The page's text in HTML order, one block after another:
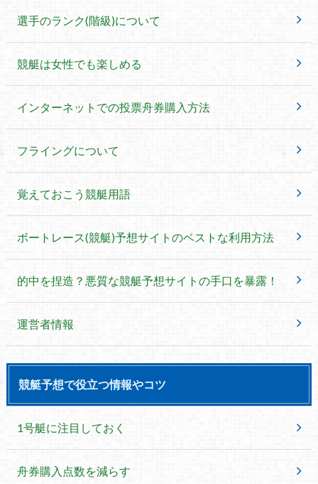
選手のランク(階級)について
競艇は女性でも楽しめる
インターネットでの投票舟券購入方法
フライングについて
覚えておこう競艇用語
ボートレース(競艇)予想サイトのベストな利用方法
的中を捏造？悪質な競艇予想サイトの手口を暴露！
運営者情報
競艇予想で役立つ情報やコツ
1号艇に注目しておく
舟券購入点数を減らす